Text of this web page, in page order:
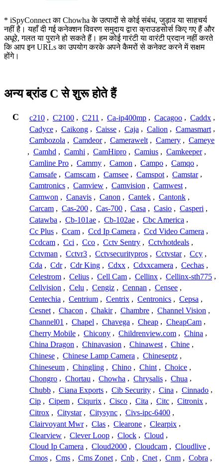
* iSpyConnect का Chowha के उत्पादों से कोई संबंध, जुड़ाव या साहचर्य
नहीं है। यहाँ दी गई कनेक्शन विवरण समुदाय द्वारा क्राउडसोर्स किए गए हैं और
अधूरे, गलत या पुराने हो सकते हैं। हम कोई गारंटी या वारंटी प्रदान नहीं करते
कि आप इन URLs का उपयोग करके अपने कैमरों से कनेक्ट करने में सक्षम
होंगे।
अन्य ब्रांड C से शुरू होते हैं
C c210 , C2100 , C211 , Ca-ip400mp , Cacagoo , Caddx ,
Cadyce , Caikong , Caisse , Caja , Calion , Camasmart ,
Cambozola , Camdeor , Camerawelt , Camery , Cameye
, Camhd , Camhi , CamHipro , Camius , Camkeeper ,
Camline Pro , Cammy , Camon , Campo , Camqo ,
Camsafe , Camscam , Camsee , Camspot , Camstar ,
Camtronics , Camview , Camvision , Camwest ,
Camwon , Canavis , Canon , Cantek , Cantonk ,
Carcam , Cas-200 , Cas-700 , Casa , Casio , Casperi ,
Catawba , Cb-101ae , Cb-102ae , Cbc America ,
Cc Plus , Ccam , Ccd Ip Camera , Ccd Video Camera ,
Ccdcam , Cci , Cco , Cctv Sentry , Cctvhotdeals ,
Cctvman , Cctvr3 , Cctvsecuritypros , Cctvstar , Ccy ,
Cda , Cdr , Cdr King , Cdxx , Cdxxcamera , Cechas ,
Celestrom , Celius , Cell Cam , Cellinx , Cellinx-sth775 ,
Cellvision , Celu , Cengiz , Cennan , Censee ,
Centechia , Centrium , Centrix , Centronics , Cepsa ,
Cesnet , Chacon , Chakir , Chambre , Channel Vision ,
Channel01 , Chapel , Chavega , Cheap , CheapCam ,
Cherry Mobile , Chicony , Childrenview.com , China ,
China Dragon , Chinavasion , Chinawest , Chine ,
Chinese , Chinese Lamp Camera , Chineseptz ,
Chineseum , Chingling , Chino , Chint , Choice ,
Chongro , Chortau , Chowha , Chrysalis , Chua ,
Chubb , Ciana Exports , Cib Security , Cina , Cinnado ,
Cip , Cipem , Ciqurix , Cisco , Cita , Citc , Citronix ,
Citrox , Citystar , Citysync , Civs-ipc-6400 ,
Clairvoyant Mwr , Clas , Clearone , Clearpix ,
Clearview , Clever Loop , Clock , Cloud ,
Cloud Ip Camera , Cloud2000 , Cloudcam , Cloudlive ,
Cmos , Cms , Cms Zonet , Cnb , Cnet , Cnm , Cobra ,